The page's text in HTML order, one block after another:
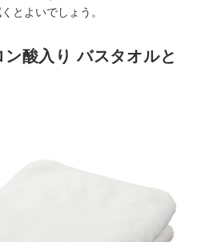
とよいでしょう。
酸入り バスタオルと